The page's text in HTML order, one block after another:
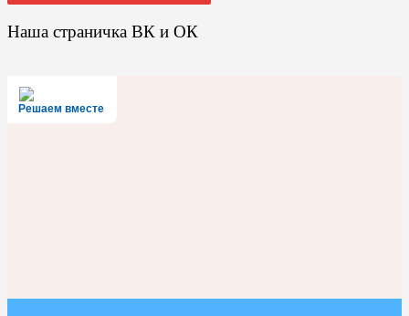
Наша страничка ВК и ОК
Решаем вместе